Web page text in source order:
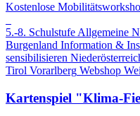
Kostenlose
5.-8. SchulstufeAllgemeine
Burgenland Information &
sensibilisieren
Tirol Vorarlberg Webshop
Kartenspiel "Klima-